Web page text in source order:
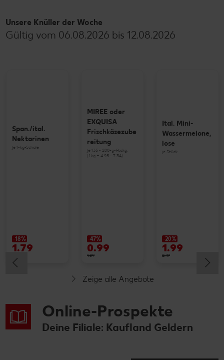
Unsere Knüller der Woche
Gültig vom 06.08.2026 bis 12.08.2026
Span./ital.
Nektarinen
je 1-kg-Schale
-18%
1.79
MIREE oder
EXQUISA
Frischkäsezube
reitung
je 135 - 200-g-Packg.
(1 kg = 4.95 - 7.34)
-47%
0.99
1.89
Ital. Mini-
Wassermelone,
lose
je Stück
-20%
1.99
2.49
Zeige alle Angebote
Online-Prospekte
Deine Filiale: Kaufland Geldern